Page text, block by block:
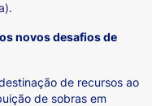
novos desafios de
de recursos ao
de sobras em